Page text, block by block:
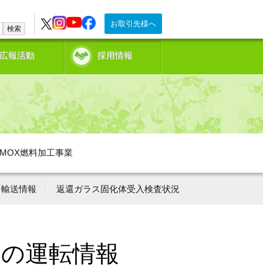
お取引先様へ
検索
報活動 採用情報
燃料加工事業
輸送情報 返還ガラス固化体受入検査状況
運転情報